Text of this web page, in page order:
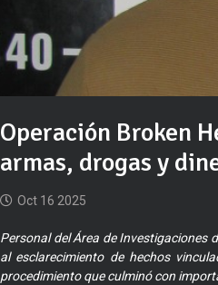
Operación Broken
armas, drogas y
Oct 16 2025
Personal del Área de Investigaciones
al esclarecimiento de hechos
procedimiento que culminó con